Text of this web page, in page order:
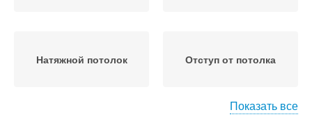
Натяжной потолок Отступ от потолка
Показать все